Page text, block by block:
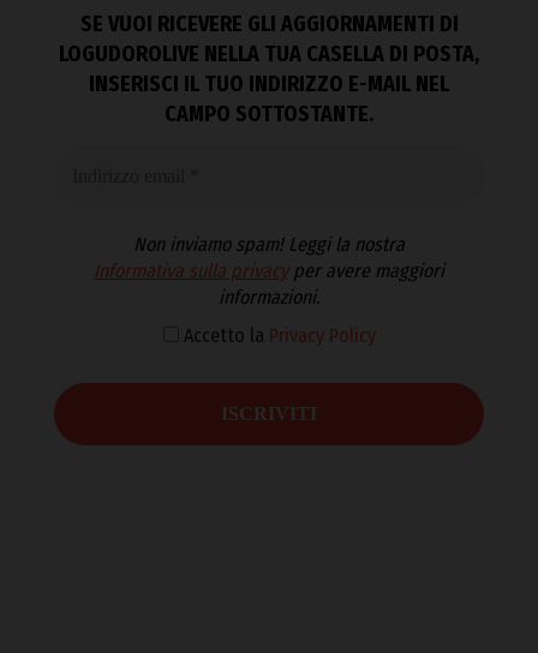
SE VUOI RICEVERE GLI AGGIORNAMENTI DI
LOGUDOROLIVE NELLA TUA CASELLA DI POSTA,
INSERISCI IL TUO INDIRIZZO E-MAIL NEL
CAMPO SOTTOSTANTE.
Non inviamo spam! Leggi la nostra
Informativa sulla privacyper avere maggiori
informazioni.
Accetto la Privacy Policy